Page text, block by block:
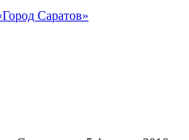
Саратов»